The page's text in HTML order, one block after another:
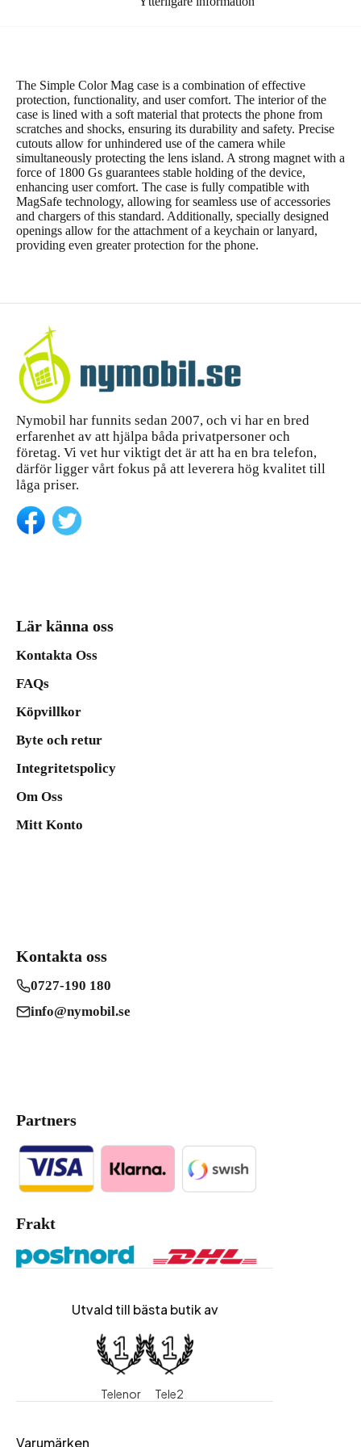
The Simple Color Mag case is a combination of effective
protection, functionality, and user comfort. The interior of the
case is lined with a soft material that protects the phone from
scratches and shocks, ensuring its durability and safety. Precise
cutouts allow for unhindered use of the camera while
simultaneously protecting the lens island. A strong magnet with a
force of 1800 Gs guarantees stable holding of the device,
enhancing user comfort. The case is fully compatible with
MagSafe technology, allowing for seamless use of accessories
and chargers of this standard. Additionally, specially designed
openings allow for the attachment of a keychain or lanyard,
providing even greater protection for the phone.
Nymobil har funnits sedan 2007, och vi har en bred
erfarenhet av att hjälpa båda privatpersoner och
företag. Vi vet hur viktigt det är att ha en bra telefon,
därför ligger vårt fokus på att leverera hög kvalitet till
låga priser.
Lär känna oss
Kontakta Oss
FAQs
Köpvillkor
Byte och retur
Integritetspolicy
Om Oss
Mitt Konto
Kontakta oss
0727-190 180
info@nymobil.se
Partners
Frakt
Utvald till bästa butik av
Telenor Tele2
Varumärken